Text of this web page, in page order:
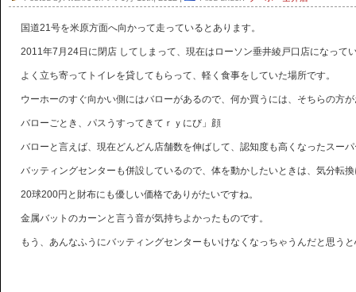
国道21号を米原方面へ向かって走っているとあります。
2011年7月24日に閉店 してしまって、現在はローソン垂井綾戸口店になって
よく立ち寄ってトイレを貸してもらって、軽く食事をしていた場所です。
ウーホーのすぐ向かい側にはバローがあるので、何か買うには、そちらの方
バローごとき、パスうすってきてｒｙにび」顔
バローと言えば、現在どんどん店舗数を伸ばして、認知度も高くなったスー
バッティングセンターも併設しているので、体を動かしたいときは、気分転
20球200円と財布にも優しい価格でありがたいですね。
金属バットのカーンと言う音が気持ちよかったものです。
もう、あんなふうにバッティングセンターもいけなくなっちゃうんだと思う